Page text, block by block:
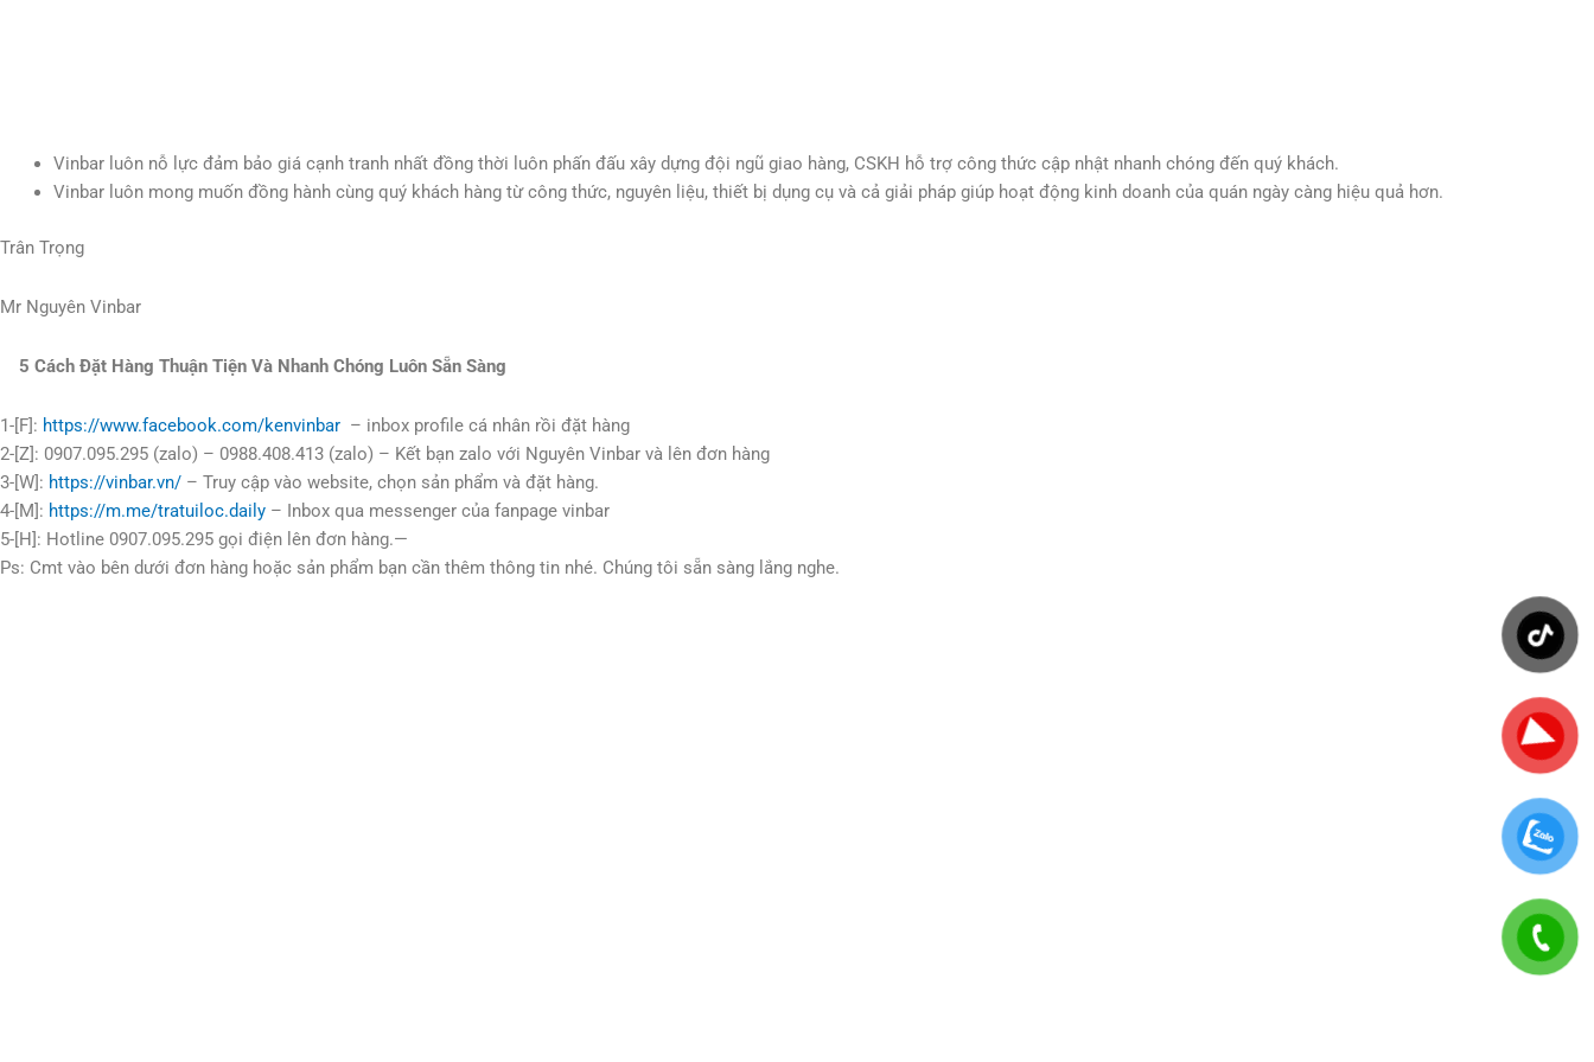
Vinbar luôn nỗ lực đảm bảo giá cạnh tranh nhất đồng thời luôn phấn đấu xây dựng đội ngũ giao hàng, CSKH hỗ trợ công thức cập nhật nhanh chóng đến quý khách.
Vinbar luôn mong muốn đồng hành cùng quý khách hàng từ công thức, nguyên liệu, thiết bị dụng cụ và cả giải pháp giúp hoạt động kinh doanh của quán ngày càng hiệu quả hơn.
Trân Trọng
Mr Nguyên Vinbar
5 Cách Đặt Hàng Thuận Tiện Và Nhanh Chóng Luôn Sẵn Sàng
1-[F]: https://www.facebook.com/kenvinbar – inbox profile cá nhân rồi đặt hàng
2-[Z]: 0907.095.295 (zalo) – 0988.408.413 (zalo) – Kết bạn zalo với Nguyên Vinbar và lên đơn hàng
3-[W]: https://vinbar.vn/ – Truy cập vào website, chọn sản phẩm và đặt hàng.
4-[M]: https://m.me/tratuiloc.daily – Inbox qua messenger của fanpage vinbar
5-[H]: Hotline 0907.095.295 gọi điện lên đơn hàng.—
Ps: Cmt vào bên dưới đơn hàng hoặc sản phẩm bạn cần thêm thông tin nhé. Chúng tôi sẵn sàng lắng nghe.